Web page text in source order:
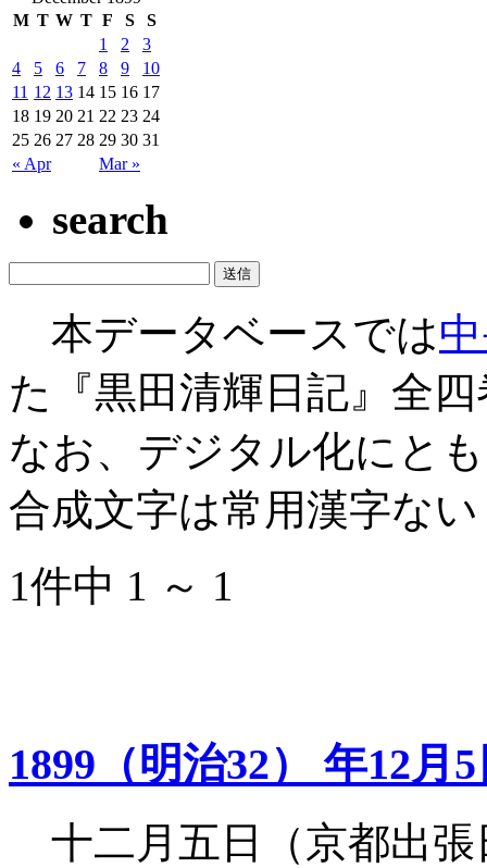
M T W T F S S
« Apr Mar »
1 2
3
4
5 6 7 8 9
10
11 12 13 14 15 16 17
18 19 20 21 22 23 24
25 26 27 28 29 30 31
search
本データベースでは
た『黒田清輝日記』全
なお、デジタル化にと
合成文字は常用漢字な
1件中 1 ～ 1
1899（明治32） 年12月
十二月五日（京都出